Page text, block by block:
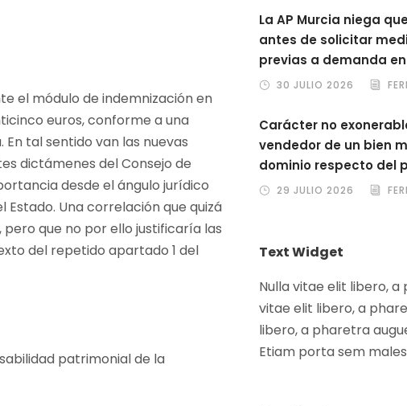
el módulo de indemnización en
euros, conforme a una
tal sentido van las nuevas
dictámenes del Consejo de
desde el ángulo jurídico
Una correlación que quizá
que no por ello justificaría las
del repetido apartado 1 del
patrimonial de la
La AP Murcia niega
antes de solicitar
previas a demanda
30 JULIO 2026
Carácter no
vendedor de un bien
dominio respecto del
29 JULIO 2026
Text Widget
Nulla vitae elit libero, a
vitae elit libero, a
libero, a pharetra
Etiam porta sem